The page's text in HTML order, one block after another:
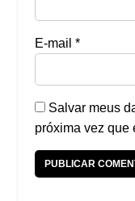
E-mail *
Salvar meus
próxima vez que